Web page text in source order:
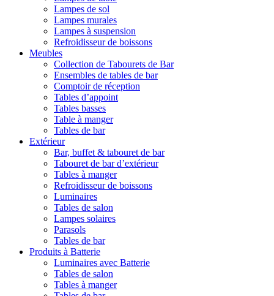
Lampes de sol
Lampes murales
Lampes à suspension
Refroidisseur de boissons
Meubles
Collection de Tabourets de Bar
Ensembles de tables de bar
Comptoir de réception
Tables d’appoint
Tables basses
Table à manger
Tables de bar
Extérieur
Bar, buffet & tabouret de bar
Tabouret de bar d’extérieur
Tables à manger
Refroidisseur de boissons
Luminaires
Tables de salon
Lampes solaires
Parasols
Tables de bar
Produits à Batterie
Luminaires avec Batterie
Tables de salon
Tables à manger